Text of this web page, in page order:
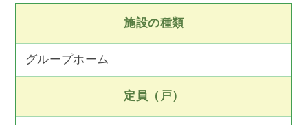
施設の種類
グループホーム
定員（戸）